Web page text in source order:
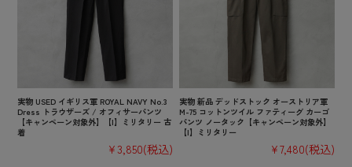
実物 USED イギリス軍 ROYAL NAVY No.3
Dress トラウザーズ / オフィサーパンツ
【キャンペーン対象外】【I】ミリタリー 古
着
¥3,850(税込)
実物 新品 デッドストック オーストリア軍
M-75 コットンツイル ファティーグ カーゴ
パンツ ノータック【キャンペーン対象外】
【I】ミリタリー
¥7,480(税込)